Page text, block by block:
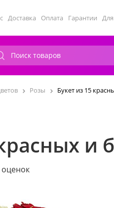
Доставка Оплата Гарантии
Розы Букет из 15
и